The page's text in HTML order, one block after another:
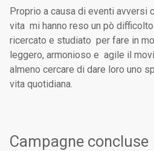
Proprio a causa di eventi avversi
vita mi hanno reso un pò
ricercato e studiato per fare in
leggero, armonioso e agile il
almeno cercare di dare loro uno
vita quotidiana.
Campagne concluse